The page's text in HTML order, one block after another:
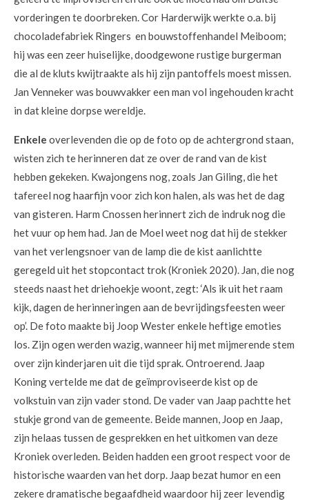
vorderingen te doorbreken. Cor Harderwijk werkte o.a. bij
chocoladefabriek Ringers en bouwstoffenhandel Meiboom;
hij was een zeer huiselijke, doodgewone rustige burgerman
die al de kluts kwijtraakte als hij zijn pantoffels moest missen.
Jan Venneker was bouwvakker een man vol ingehouden kracht
in dat kleine dorpse wereldje.
Enkele overlevenden die op de foto op de achtergrond staan,
wisten zich te herinneren dat ze over de rand van de kist
hebben gekeken. Kwajongens nog, zoals Jan Giling, die het
tafereel nog haarfijn voor zich kon halen, als was het de dag
van gisteren. Harm Cnossen herinnert zich de indruk nog die
het vuur op hem had. Jan de Moel weet nog dat hij de stekker
van het verlengsnoer van de lamp die de kist aanlichtte
geregeld uit het stopcontact trok (Kroniek 2020). Jan, die nog
steeds naast het driehoekje woont, zegt: ‘Als ik uit het raam
kijk, dagen de herinneringen aan de bevrijdingsfeesten weer
op’. De foto maakte bij Joop Wester enkele heftige emoties
los. Zijn ogen werden wazig, wanneer hij met mijmerende stem
over zijn kinderjaren uit die tijd sprak. Ontroerend. Jaap
Koning vertelde me dat de geïmproviseerde kist op de
volkstuin van zijn vader stond. De vader van Jaap pachtte het
stukje grond van de gemeente. Beide mannen, Joop en Jaap,
zijn helaas tussen de gesprekken en het uitkomen van deze
Kroniek overleden. Beiden hadden een groot respect voor de
historische waarden van het dorp. Jaap bezat humor en een
zekere dramatische begaafdheid waardoor hij zeer levendig